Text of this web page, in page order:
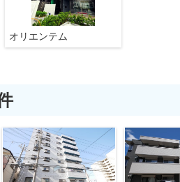
オリエンテム